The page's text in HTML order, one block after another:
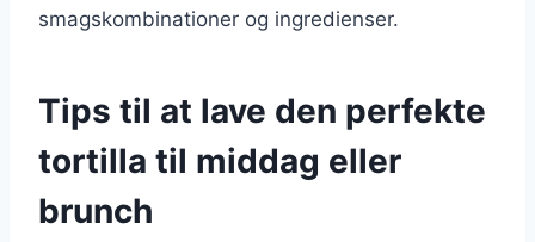
smagskombinationer og ingredienser.
Tips til at lave den perfekte
tortilla til middag eller
brunch